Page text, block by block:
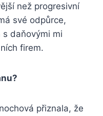
než progresivní
své odpůrce,
daňovými mi
firem.
přiznala, že